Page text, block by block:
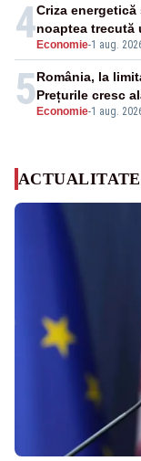
4 Economie-1 aug.
Criza energetică
noaptea trecută
5 Economie-1 aug.
România, la
Prețurile cresc
ACTUALITATE